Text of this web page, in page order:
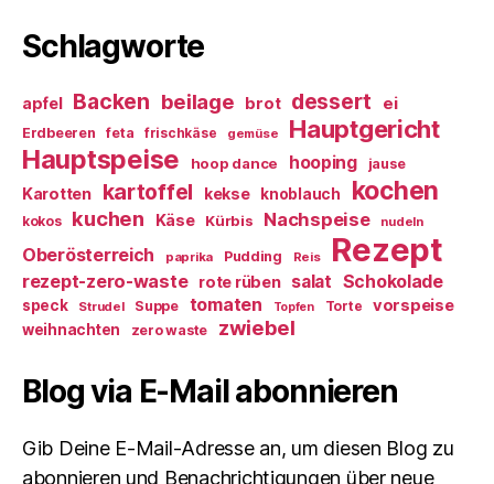
Schlagworte
apfel Backen beilage brot dessert ei
Erdbeeren feta frischkäse gemüse Hauptgericht
Hauptspeise hoop dance hooping jause
Karotten kartoffel kekse knoblauch kochen
kokos kuchen Käse Kürbis Nachspeise nudeln
Oberösterreich paprika Pudding Reis Rezept
rezept-zero-waste rote rüben salat Schokolade
speck Strudel Suppe tomaten Topfen Torte vorspeise
weihnachten zero waste zwiebel
Blog via E-Mail abonnieren
Gib Deine E-Mail-Adresse an, um diesen Blog zu
abonnieren und Benachrichtigungen über neue